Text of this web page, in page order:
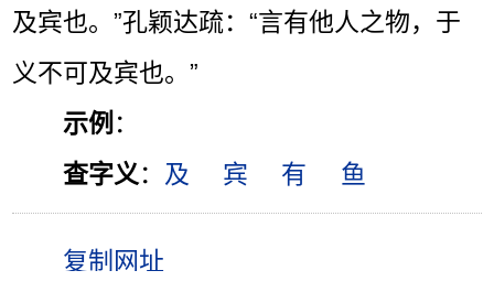
及宾也。”孔颖达疏：“言有他人之物，于
义不可及宾也。”
示例 ：
查字义 ： 及 宾 有 鱼